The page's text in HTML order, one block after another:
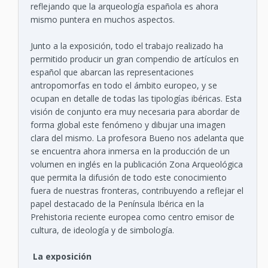
reflejando que la arqueología española es ahora
mismo puntera en muchos aspectos.
Junto a la exposición, todo el trabajo realizado ha
permitido producir un gran compendio de artículos en
español que abarcan las representaciones
antropomorfas en todo el ámbito europeo, y se
ocupan en detalle de todas las tipologías ibéricas. Esta
visión de conjunto era muy necesaria para abordar de
forma global este fenómeno y dibujar una imagen
clara del mismo. La profesora Bueno nos adelanta que
se encuentra ahora inmersa en la producción de un
volumen en inglés en la publicación Zona Arqueológica
que permita la difusión de todo este conocimiento
fuera de nuestras fronteras, contribuyendo a reflejar el
papel destacado de la Península Ibérica en la
Prehistoria reciente europea como centro emisor de
cultura, de ideología y de simbología.
La exposición